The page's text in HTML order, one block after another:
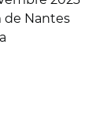
de Nantes